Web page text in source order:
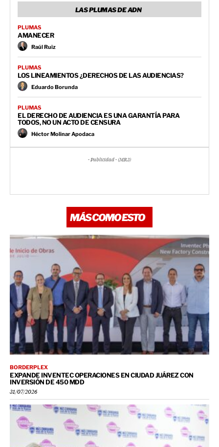
LAS PLUMAS DE ADN
PLUMAS
AMANECER
Raúl Ruiz
PLUMAS
LOS LINEAMIENTOS ¿DERECHOS DE LAS AUDIENCIAS?
Eduardo Borunda
PLUMAS
EL DERECHO DE AUDIENCIA ES UNA GARANTÍA PARA
TODOS, NO UN ACTO DE CENSURA
Héctor Molinar Apodaca
- Publicidad - (MR3)
MÁS COMO ESTO
BORDERPLEX
EXPANDE INVENTEC OPERACIONES EN CIUDAD JUÁREZ CON
INVERSIÓN DE 450 MDD
31/07/2026